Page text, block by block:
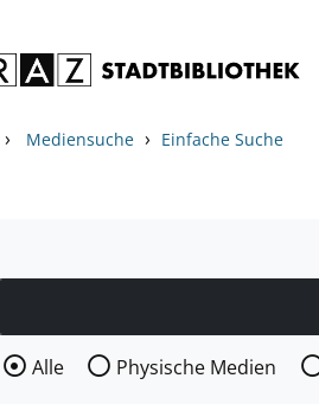
› Mediensuche › Einfache Suche
Wählen Sie die Medienart nach der
Alle Physische Medien